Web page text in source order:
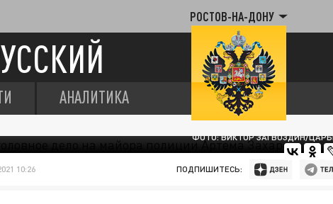
РОСТОВ-НА-ДОНУ
АНАЛИТИКА
ФОТО: ВИКТОР ЗАГВОЗДИН/
10:26 ПОДПИШИТЕСЬ: